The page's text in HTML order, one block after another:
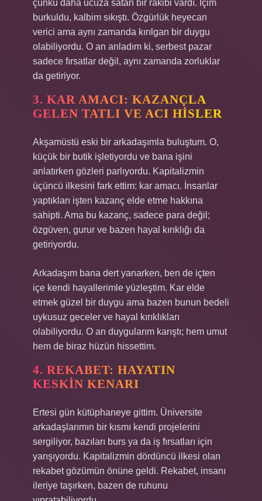
çünkü daha ucuza satan bir rakibi vardı. İçim
burkuldu, kalbim sıkıştı. Özgürlük heyecan
verici ama aynı zamanda kırılgan bir duygu
olabiliyordu. O an anladım ki, serbest pazar
sadece fırsatlar değil, aynı zamanda zorluklar
da getiriyor.
3. KAR AMACI: KAZANÇLA
GELEN TATLI VE ACI HISLER
Akşamüstü eski bir arkadaşımla buluştum. O,
küçük bir butik işletiyordu ve bana işini
anlatırken gözleri parlıyordu. Kapitalizmin
üçüncü ilkesini fark ettim: kar amacı. İnsanlar
yaptıkları işten kazanç elde etme hakkına
sahipti. Ama bu kazanç, sadece para değil;
özgüven, gurur ve bazen hayal kırıklığı da
getiriyordu.
Arkadaşım bana dert yanarken, ben de içten
içe kendi hayallerimle yüzleştim. Kar elde
etmek güzel bir duygu ama bazen bunun bedeli
uykusuz geceler ve hayal kırıklıkları
olabiliyordu. O an duygularım karıştı; hem umut
hem de biraz hüzün hissettim.
4. REKABET: HAYATIN
KESKIN KENARI
Ertesi gün kütüphaneye gittim. Üniversite
arkadaşlarımın bir kısmı kendi projelerini
sergiliyor, bazıları burs ya da iş fırsatları için
yarışıyordu. Kapitalizmin dördüncü ilkesi olan
rekabet gözümün önüne geldi. Rekabet, insanı
ileriye taşırken, bazen de ruhunu